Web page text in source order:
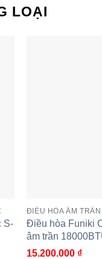
LOẠI
S-
ĐIỀU HÒA ÂM TRẦN
Điều hòa Funiki
âm trần
15.200.000 ₫